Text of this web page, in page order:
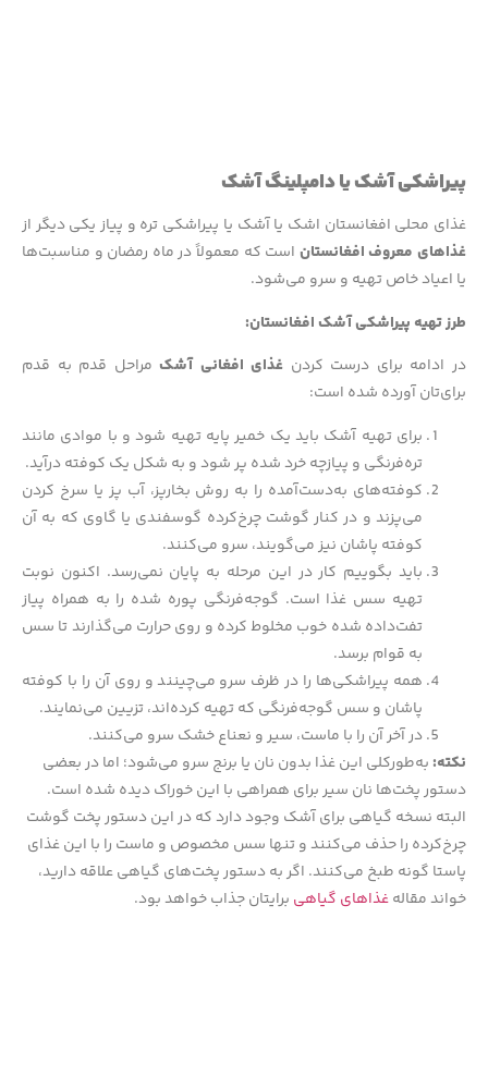
پیراشکی آشک یا دامپلینگ آشک
غذای محلی افغانستان اشک یا آشک یا پیراشکی تره و پیاز یکی دیگر از
غذاهای معروف افغانستان است که معمولاً در ماه رمضان و مناسبت‌ها
یا اعیاد خاص تهیه و سرو می‌شود.
طرز تهیه پیراشکی آشک افغانستان:
در ادامه برای درست کردن غذای افغانی آشکمراحل قدم به قدم
برای‌تان آورده شده است:
برای تهیه آشک باید یک خمیر پایه تهیه شود و با موادی مانند
تره‌فرنگی و پیازچه خرد شده پر شود و به شکل یک کوفته درآید.
کوفته‌های به‌دست‌آمده را به روش بخارپز، آب پز یا سرخ کردن
می‌پزند و در کنار گوشت چرخ‌کرده گوسفندی یا گاوی که به آن
کوفته پاشان نیز می‌گویند، سرو می‌کنند.
باید بگوییم کار در این مرحله به پایان نمی‌رسد. اکنون نوبت
تهیه سس غذا است. گوجه‌فرنگی پوره شده را به همراه پیاز
تفت‌داده شده خوب مخلوط کرده و روی حرارت می‌گذارند تا سس
به قوام برسد.
همه پیراشکی‌ها را در ظرف سرو می‌چینند و روی آن را با کوفته
پاشان و سس گوجه‌فرنگی که تهیه کرده‌اند، تزیین می‌نمایند.
در آخر آن را با ماست، سیر و نعناع خشک سرو می‌کنند.
نکته: به‌طورکلی این غذا بدون نان یا برنج سرو می‌شود؛ اما در بعضی
دستور پخت‌ها نان سیر برای همراهی با این خوراک دیده شده است.
البته نسخه گیاهی برای آشک وجود دارد که در این دستور پخت گوشت
چرخ‌کرده را حذف می‌کنند و تنها سس مخصوص و ماست را با این غذای
پاستا گونه طبخ می‌کنند. اگر به دستور پخت‌های گیاهی علاقه دارید،
خواند مقالهغذاهای گیاهی برایتان جذاب خواهد بود.